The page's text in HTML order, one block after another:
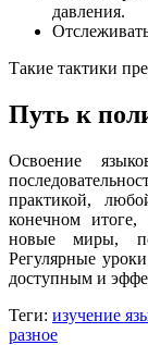
давления.
Такие тактики
Путь к
Освоение
практикой,
конечном
новые миры,
Регулярные
доступным и
Теги: изучение
разное